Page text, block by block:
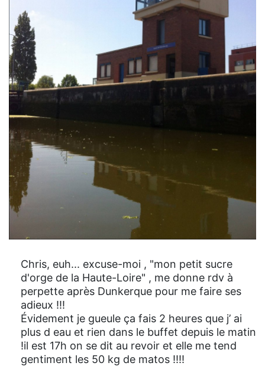
Chris, euh... excuse-moi , "mon petit sucre
d'orge de la Haute-Loire" , me donne rdv à
perpette après Dunkerque pour me faire ses
adieux !!!
Évidement je gueule ça fais 2 heures que j’ ai
plus d eau et rien dans le buffet depuis le matin
!il est 17h on se dit au revoir et elle me tend
gentiment les 50 kg de matos !!!!